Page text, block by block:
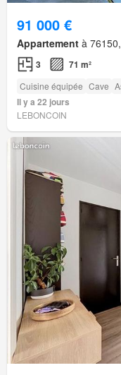
91 000 €
Appartement à
3 71 m²
Cuisine équipée Cave
Il y a 22 jours
LEBONCOIN